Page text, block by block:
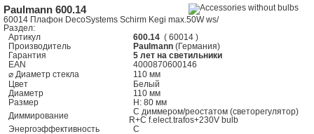
Paulmann 600.14
60014 Плафон DecoSystems Schirm Kegi max.50W ws/
Раздел:
Артикул
600.14 ( 60014 )
Производитель
Paulmann (Германия)
Гарантия
5 лет на светильники
EAN
4000870600146
⌀ Диаметр стекла
110 мм
Цвет
Белый
Диаметр
110 мм
Размер
H: 80 мм
Диммирование
С диммером/реостатом (светорегулятор)
R+C f.elect.trafos+230V bulb
Энергоэффективность
C